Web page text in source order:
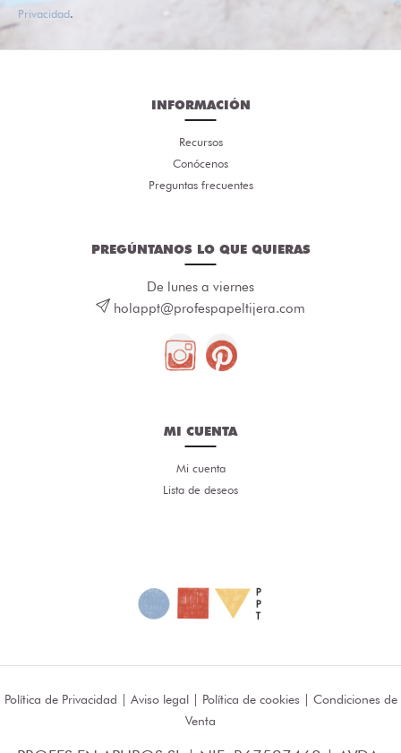
Privacidad.
INFORMACIÓN
Recursos
Conócenos
Preguntas frecuentes
PREGÚNTANOS LO QUE QUIERAS
De lunes a viernes
holappt@profespapeltijera.com
MI CUENTA
Mi cuenta
Lista de deseos
Política de Privacidad | Aviso legal| Política de cookies | Condiciones de
Venta